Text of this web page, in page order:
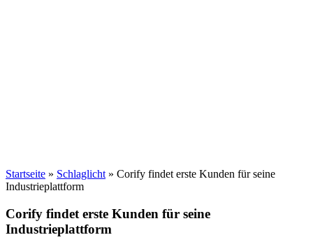
Startseite » Schlaglicht » Corify findet erste Kunden für seine
Industrieplattform
Corify findet erste Kunden für seine
Industrieplattform